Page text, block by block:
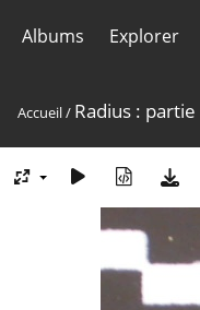
Albums Explorer
Accueil/ Radius :